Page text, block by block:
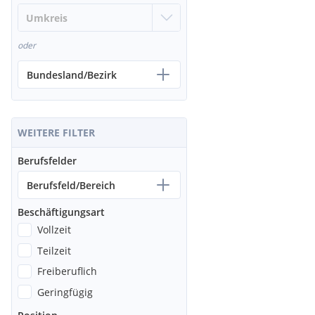
oder
Bundesland/Bezirk
WEITERE FILTER
Berufsfelder
Berufsfeld/Bereich
Beschäftigungsart
Vollzeit
Teilzeit
Freiberuflich
Geringfügig